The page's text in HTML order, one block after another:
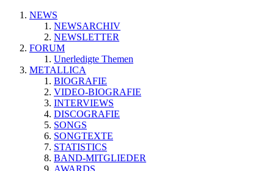
NEWS
NEWSARCHIV
NEWSLETTER
FORUM
Unerledigte Themen
METALLICA
BIOGRAFIE
VIDEO-BIOGRAFIE
INTERVIEWS
DISCOGRAFIE
SONGS
SONGTEXTE
STATISTICS
BAND-MITGLIEDER
AWARDS